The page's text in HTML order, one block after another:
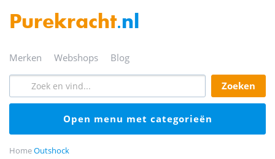
Purekracht.nl
merken webshops blog
zoeken
open menu met categorieën
HomeOutshock